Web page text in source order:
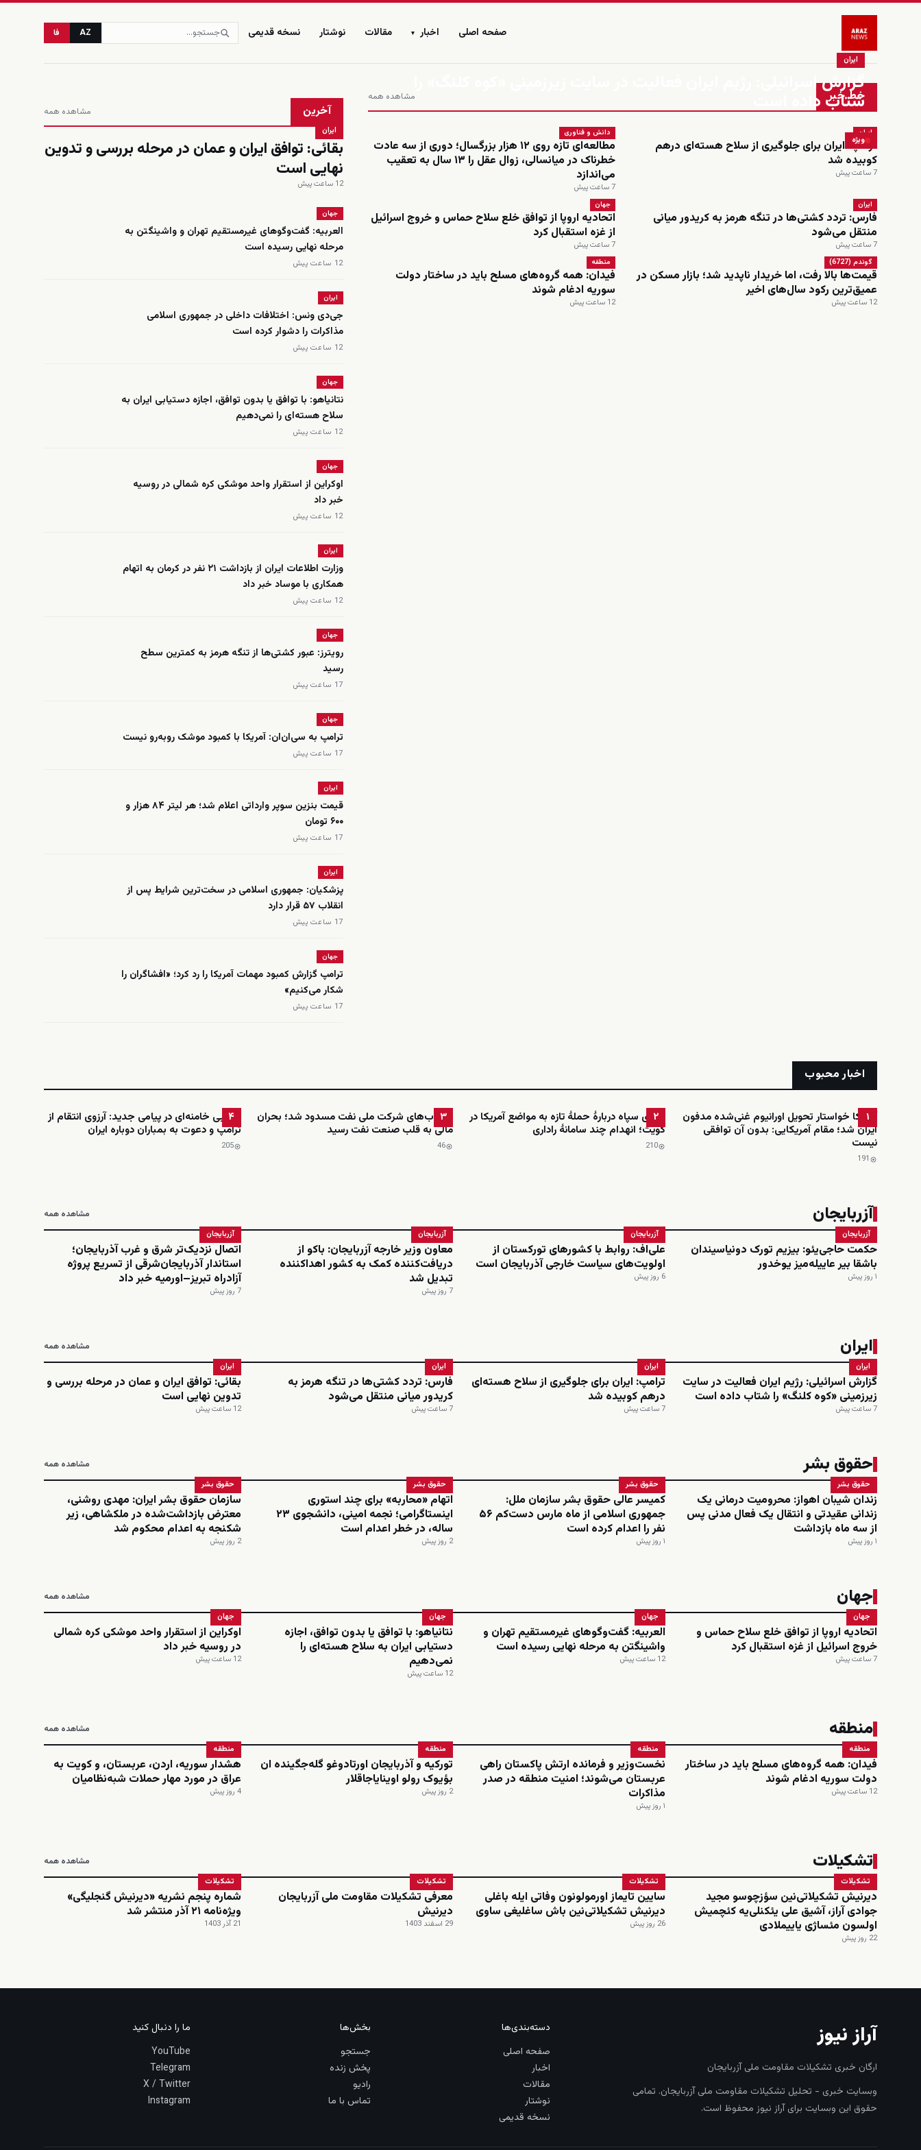
صفحه اصلی اخبار ▾ مقالات نوشتار نسخه قدیمی AZ فا
زنده خط خبر مشاهده همه
ویژه
ایران
گزارش اسرائیلی: رژیم ایران فعالیت در سایت زیرزمینی «کوه کلنگ» را
شتاب داده است
ایران
ترامپ: ایران برای جلوگیری از سلاح هسته‌ای درهم
کوبیده شد
7 ساعت پیش
دانش و فناوری
مطالعه‌ای تازه روی ۱۲ هزار بزرگسال؛ دوری از سه عادت
خطرناک در میانسالی، زوال عقل را ۱۳ سال به تعقیب
می‌اندازد
7 ساعت پیش
ایران
فارس: تردد کشتی‌ها در تنگه هرمز به کریدور میانی
منتقل می‌شود
7 ساعت پیش
جهان
اتحادیه اروپا از توافق خلع سلاح حماس و خروج اسرائیل
از غزه استقبال کرد
7 ساعت پیش
گوندم (6727)
قیمت‌ها بالا رفت، اما خریدار ناپدید شد؛ بازار مسکن در
عمیق‌ترین رکود سال‌های اخیر
12 ساعت پیش
منطقه
فیدان: همه گروه‌های مسلح باید در ساختار دولت
سوریه ادغام شوند
12 ساعت پیش
آخرین مشاهده همه
ایران
بقائی: توافق ایران و عمان در مرحله بررسی و تدوین
نهایی است
12 ساعت پیش
جهان
العربیه: گفت‌وگوهای غیرمستقیم تهران و واشینگتن به
مرحله نهایی رسیده است
12 ساعت پیش
ایران
جی‌دی ونس: اختلافات داخلی در جمهوری اسلامی
مذاکرات را دشوار کرده است
12 ساعت پیش
جهان
نتانیاهو: با توافق یا بدون توافق، اجازه دستیابی ایران به
سلاح هسته‌ای را نمی‌دهیم
12 ساعت پیش
جهان
اوکراین از استقرار واحد موشکی کره شمالی در روسیه
خبر داد
12 ساعت پیش
ایران
وزارت اطلاعات ایران از بازداشت ۲۱ نفر در کرمان به اتهام
همکاری با موساد خبر داد
12 ساعت پیش
جهان
رویترز: عبور کشتی‌ها از تنگه هرمز به کمترین سطح
رسید
17 ساعت پیش
جهان
ترامپ به سی‌ان‌ان: آمریکا با کمبود موشک روبه‌رو نیست
17 ساعت پیش
ایران
قیمت بنزین سوپر وارداتی اعلام شد؛ هر لیتر ۸۴ هزار و
۶۰۰ تومان
17 ساعت پیش
ایران
پزشکیان: جمهوری اسلامی در سخت‌ترین شرایط پس از
انقلاب ۵۷ قرار دارد
17 ساعت پیش
جهان
ترامپ گزارش کمبود مهمات آمریکا را رد کرد؛ «افشاگران را
شکار می‌کنیم»
17 ساعت پیش
اخبار محبوب
۱
آمریکا خواستار تحویل اورانیوم غنی‌شده مدفون
ایران شد؛ مقام آمریکایی: بدون آن توافقی
نیست
191
۲
ادعای سپاه دربارهٔ حملهٔ تازه به مواضع آمریکا در
کویت؛ انهدام چند سامانهٔ راداری
210
۳
حساب‌های شرکت ملی نفت مسدود شد؛ بحران
مالی به قلب صنعت نفت رسید
46
۴
مجتبی خامنه‌ای در پیامی جدید: آرزوی انتقام از
ترامپ و دعوت به بمباران دوباره ایران
205
آزربایجان مشاهده همه
آزربایجان
حکمت حاجی‌یئو: بیزیم تورک دونیاسیندان
باشقا بیر عاییله‌میز یوخدور
۱ روز پیش
آزربایجان
علی‌اف: روابط با کشورهای تورکستان از
اولویت‌های سیاست خارجی آذربایجان است
6 روز پیش
آزربایجان
معاون وزیر خارجه آزربایجان: باکو از
دریافت‌کننده کمک به کشور اهداکننده
تبدیل شد
7 روز پیش
آزربایجان
اتصال نزدیک‌تر شرق و غرب آذربایجان؛
استاندار آذربایجان‌شرقی از تسریع پروژه
آزادراه تبریز–اورمیه خبر داد
7 روز پیش
ایران مشاهده همه
ایران
گزارش اسرائیلی: رژیم ایران فعالیت در سایت
زیرزمینی «کوه کلنگ» را شتاب داده است
7 ساعت پیش
ایران
ترامپ: ایران برای جلوگیری از سلاح هسته‌ای
درهم کوبیده شد
7 ساعت پیش
ایران
فارس: تردد کشتی‌ها در تنگه هرمز به
کریدور میانی منتقل می‌شود
7 ساعت پیش
ایران
بقائی: توافق ایران و عمان در مرحله بررسی و
تدوین نهایی است
12 ساعت پیش
حقوق بشر مشاهده همه
حقوق بشر
زندان شیبان اهواز: محرومیت درمانی یک
زندانی عقیدتی و انتقال یک فعال مدنی پس
از سه ماه بازداشت
۱ روز پیش
حقوق بشر
کمیسر عالی حقوق بشر سازمان ملل:
جمهوری اسلامی از ماه مارس دست‌کم ۵۶
نفر را اعدام کرده است
۱ روز پیش
حقوق بشر
اتهام «محاربه» برای چند استوری
اینستاگرامی؛ نجمه امینی، دانشجوی ۲۳
ساله، در خطر اعدام است
2 روز پیش
حقوق بشر
سازمان حقوق بشر ایران: مهدی روشنی،
معترض بازداشت‌شده در ملکشاهی، زیر
شکنجه به اعدام محکوم شد
2 روز پیش
جهان مشاهده همه
جهان
اتحادیه اروپا از توافق خلع سلاح حماس و
خروج اسرائیل از غزه استقبال کرد
7 ساعت پیش
جهان
العربیه: گفت‌وگوهای غیرمستقیم تهران و
واشینگتن به مرحله نهایی رسیده است
12 ساعت پیش
جهان
نتانیاهو: با توافق یا بدون توافق، اجازه
دستیابی ایران به سلاح هسته‌ای را
نمی‌دهیم
12 ساعت پیش
جهان
اوکراین از استقرار واحد موشکی کره شمالی
در روسیه خبر داد
12 ساعت پیش
منطقه مشاهده همه
منطقه
فیدان: همه گروه‌های مسلح باید در ساختار
دولت سوریه ادغام شوند
12 ساعت پیش
منطقه
نخست‌وزیر و فرمانده ارتش پاکستان راهی
عربستان می‌شوند؛ امنیت منطقه در صدر
مذاکرات
۱ روز پیش
منطقه
تورکیه و آذربایجان اورتادوغو گله‌جگینده ان
بؤیوک رولو اوینایاجاقلار
2 روز پیش
منطقه
هشدار سوریه، اردن، عربستان، و کویت به
عراق در مورد مهار حملات شبه‌نظامیان
4 روز پیش
تشکیلات مشاهده همه
تشکیلات
دیرنیش تشکیلاتی‌نین سؤزچوسو مجید
جوادی آراز، آشیق علی یئکنلی‌یه کئچمیش
اولسون مئساژی یاییملادی
22 روز پیش
تشکیلات
سایین تایماز اورمولونون وفاتی ایله باغلی
دیرنیش تشکیلاتی‌نین باش ساغلیغی ساوی
26 روز پیش
تشکیلات
معرفی تشکیلات مقاومت ملی آزربایجان
دیرنیش
29 اسفند 1403
تشکیلات
شماره پنجم نشریه «دیرنیش گنجلیگی»
ویژه‌نامه ۲۱ آذر منتشر شد
21 آذر 1403
آراز نیوز
ارگان خبری تشکیلات مقاومت ملی آزربایجان
وبسایت خبری - تحلیل تشکیلات مقاومت ملی آزربایجان. تمامی
حقوق این وبسایت برای آراز نیوز محفوظ است.
دسته‌بندی‌ها
صفحه اصلی
اخبار
مقالات
نوشتار
نسخه قدیمی
بخش‌ها
جستجو
پخش زنده
رادیو
تماس با ما
ما را دنبال کنید
YouTube
Telegram
X / Twitter
Instagram